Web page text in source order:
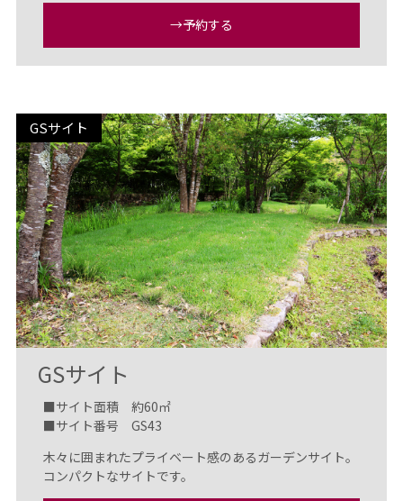
→予約する
GSサイト
GSサイト
■サイト面積 約60㎡
■サイト番号 GS43
木々に囲まれたプライベート感のあるガーデンサイト。
コンパクトなサイトです。